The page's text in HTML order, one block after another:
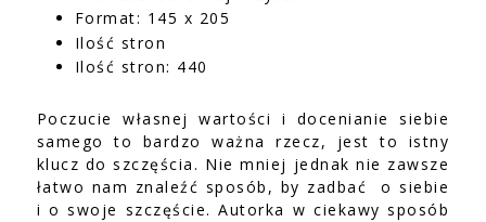
Format: 145 x 205
Ilość stron
Ilość stron: 440
Poczucie własnej wartości i docenianie siebie
samego to bardzo ważna rzecz, jest to istny
klucz do szczęścia. Nie mniej jednak nie zawsze
łatwo nam znaleźć sposób, by zadbać o siebie
i o swoje szczęście. Autorka w ciekawy sposób